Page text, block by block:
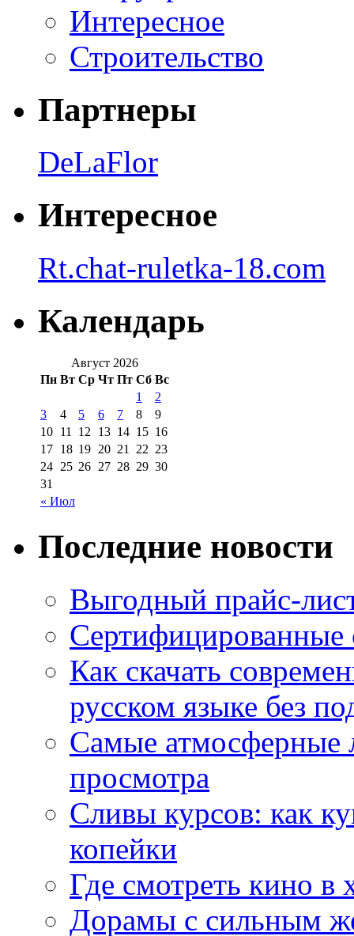
Интересное
Строительство
Партнеры
DeLaFlor
Интересное
Rt.chat-ruletka-18.com
Календарь
Август 2026
Пн Вт Ср Чт Пт Сб Вс
« Июл
1
2
3
4 5 6 7 8
9
10 11 12 13 14 15 16
17 18 19 20 21 22 23
24 25 26 27 28 29 30
31
Последние новости
Выгодный прайс-
Как скачать
русском языке без
Самые атмосферные
просмотра
Сливы курсов: как
копейки
Где смотреть кино в
Дорамы с сильным